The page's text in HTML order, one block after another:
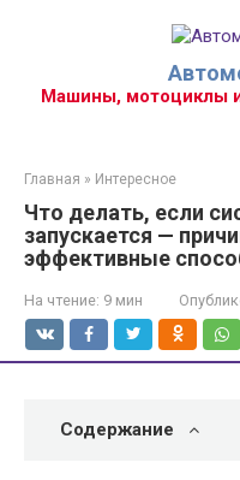
Машины, мотоциклы
Главная » Интересное
Что делать, если
запускается —
эффективные
На чтение: 9 мин
Содержание